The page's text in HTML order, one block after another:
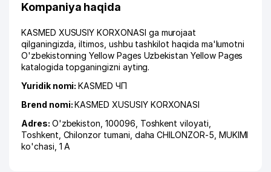
Kompaniya haqida
KASMED XUSUSIY KORXONASI ga murojaat
qilganingizda, iltimos, ushbu tashkilot haqida ma'lumotni
O'zbekistonning Yellow Pages Uzbekistan Yellow Pages
katalogida topganingizni ayting.
Yuridik nomi:KASMED ЧП
Brend nomi:KASMED XUSUSIY KORXONASI
Adres: O'zbekiston, 100096, Toshkent viloyati
Toshkent Chilonzor tumani daha CHILONZOR-5 , MUKIMI
ko'chasi, 1 A